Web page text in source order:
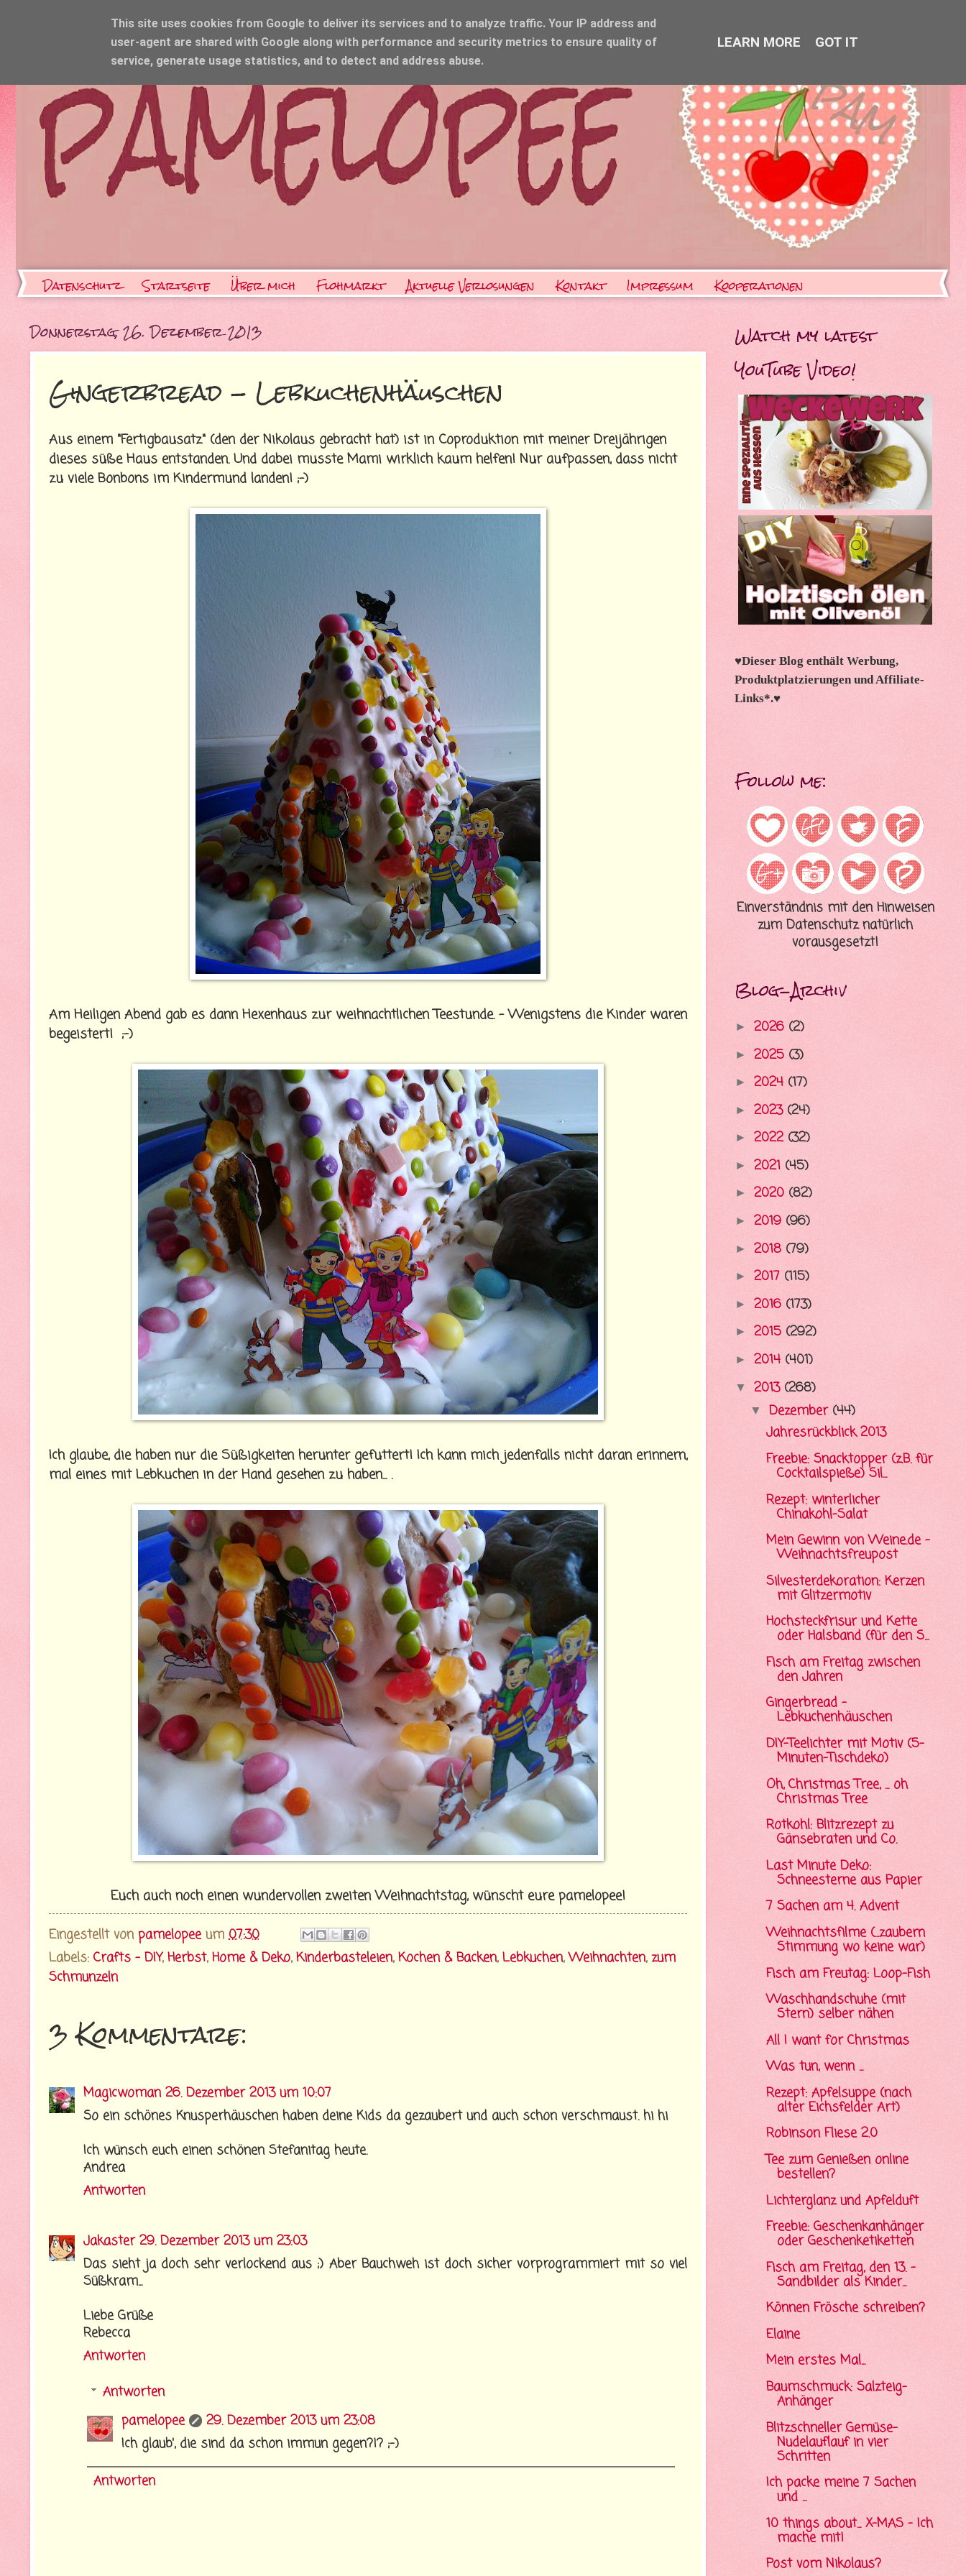
Datenschutz Startseite Über mich Flohmarkt Aktuelle Verlosungen Kontakt Impressum Kooperationen
Donnerstag, 26. Dezember 2013
Gingerbread - Lebkuchenhäuschen
Aus einem "Fertigbausatz" (den der Nikolaus gebracht hat) ist in Coproduktion mit meiner Dreijährigen
dieses süße Haus entstanden. Und dabei musste Mami wirklich kaum helfen! Nur aufpassen, dass nicht
zu viele Bonbons im Kindermund landen! ;-)
Am Heiligen Abend gab es dann Hexenhaus zur weihnachtlichen Teestunde. - Wenigstens die Kinder waren
begeistert! ;-)
Ich glaube, die haben nur die Süßigkeiten herunter gefuttert! Ich kann mich jedenfalls nicht daran erinnern,
mal eines mit Lebkuchen in der Hand gesehen zu haben... .
Euch auch noch einen wundervollen zweiten Weihnachtstag, wünscht eure pamelopee!
Eingestellt von pamelopee um 07:30
Labels: Crafts - DIY,Herbst,Home & Deko,Kinderbasteleien,Kochen & Backen,Lebkuchen,Weihnachten,zum
Schmunzeln
3 Kommentare:
Magicwoman 26. Dezember 2013 um 10:07
So ein schönes Knusperhäuschen haben deine Kids da gezaubert und auch schon verschmaust. hi hi
Ich wünsch euch einen schönen Stefanitag heute.
Andrea
Antworten
Jakaster 29. Dezember 2013 um 23:03
Das sieht ja doch sehr verlockend aus ;) Aber Bauchweh ist doch sicher vorprogrammiert mit so viel
Süßkram...
Liebe Grüße
Rebecca
Antworten
Antworten
pamelopee
29. Dezember 2013 um 23:08
Ich glaub', die sind da schon immun gegen?!? ;-)
Antworten
Watch my latest
YouTube Video!
♥Dieser Blog enthält Werbung,
Produktplatzierungen und Affiliate-
Links*.♥
Follow me:
Einverständnis mit den Hinweisen
zum Datenschutz natürlich
vorausgesetzt!
Blog-Archiv
► 2026 (2)
► 2025 (3)
► 2024 (17)
► 2023 (24)
► 2022 (32)
► 2021 (45)
► 2020 (82)
► 2019 (96)
► 2018 (79)
► 2017 (115)
► 2016 (173)
► 2015 (292)
► 2014 (401)
▼ 2013 (268)
▼ Dezember (44)
Jahresrückblick 2013
Freebie: Snacktopper (z.B. für
Cocktailspieße) Sil...
Rezept: winterlicher
Chinakohl-Salat
Mein Gewinn von Weine.de -
Weihnachtsfreupost
Silvesterdekoration: Kerzen
mit Glitzermotiv
Hochsteckfrisur und Kette
oder Halsband (für den S...
Fisch am Freitag zwischen
den Jahren
Gingerbread -
Lebkuchenhäuschen
DIY-Teelichter mit Motiv (5-
Minuten-Tischdeko)
Oh, Christmas Tree, ... oh
Christmas Tree
Rotkohl: Blitzrezept zu
Gänsebraten und Co.
Last Minute Deko:
Schneesterne aus Papier
7 Sachen am 4. Advent
Weihnachtsfilme (...zaubern
Stimmung wo keine war)
Fisch am Freutag: Loop-Fish
Waschhandschuhe (mit
Stern) selber nähen
All I want for Christmas
Was tun, wenn ...
Rezept: Apfelsuppe (nach
alter Eichsfelder Art)
Robinson Fliese 2.0
Tee zum Genießen online
bestellen?
Lichterglanz und Apfelduft
Freebie: Geschenkanhänger
oder Geschenketiketten
Fisch am Freitag, den 13. -
Sandbilder als Kinder...
Können Frösche schreiben?
Elaine
Mein erstes Mal...
Baumschmuck: Salzteig-
Anhänger
Blitzschneller Gemüse-
Nudelauflauf in vier
Schritten
Ich packe meine 7 Sachen
und ...
10 things about... X-MAS - Ich
mache mit!
Post vom Nikolaus?
This site uses cookies from Google to deliver its services and to analyze traffic. Your IP address and
user-agent are shared with Google along with performance and security metrics to ensure quality of
service, generate usage statistics, and to detect and address abuse.
LEARN MORE GOT IT